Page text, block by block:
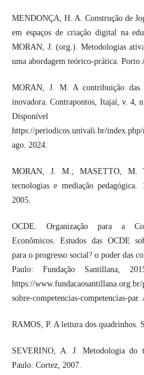
MENDONÇA, H. A. Construção de
em espaços de criação digital na
MORAN, J. (org.). Metodologias
uma abordagem teórico-prática. Porto
MORAN, J. M. A contribuição das
inovadora. Contrapontos, Itajaí, v. 4,
https://periodicos.univali.br/
ago. 2024.
MORAN, J. M.; MASETTO, M.
tecnologias e mediação
2005.
OCDE. Organização para a
Econômicos. Estudos das OCDE
para o progresso social? o poder das
Paulo: Fundação Santillana,
https://www.fundacaosantillana.org.br/
sobre-competencias-competencias-
RAMOS, P. A leitura dos quadrinhos.
SEVERINO, A. J. Metodologia do
Paulo: Cortez, 2007.